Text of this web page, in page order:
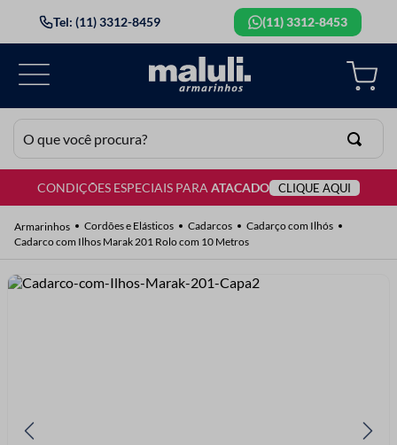
Tel: (11) 3312-8459 (11) 3312-8453
O que você procura?
CONDIÇÕES ESPECIAIS PARAATACADO CLIQUE AQUI
Cordões e Elásticos Cadarcos
Cadarço com Ilhós
Cadarco com Ilhos Marak 201 Rolo com 10 Metros
TERMOS MAIS BUSCADOS
2º
barbante
3º
botão
8º